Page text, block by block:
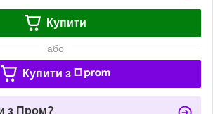
Купити
або
Купити з
з Пром?